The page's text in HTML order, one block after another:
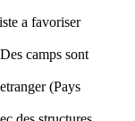
a favoriser
camps sont
(Pays